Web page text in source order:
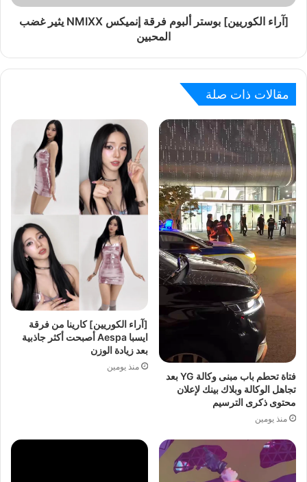
[آراء الكوريين] بوستر ألبوم فرقة إنميكس NMIXX يثير غضب
المحبين
مقالات ذات صلة
فتاة تحطم باب مبنى وكالة YG بعد
تجاهل الوكالة وبلاك بينك لإعلان
محتوى ذكرى الترسيم
منذ يومين
[آراء الكوريين] كارينا من فرقة
ايسبا Aespa أصبحت أكثر جاذبية
بعد زيادة الوزن
منذ يومين